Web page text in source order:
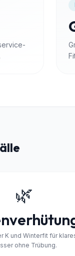
🌿
K und Winterfit für
ohne Trübung.